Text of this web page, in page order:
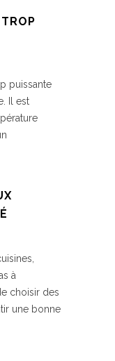
puissante
Il est
à
choisir des
une bonne